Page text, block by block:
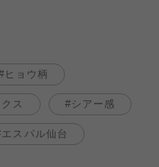
ヒョウ柄
ス シアー感
エスパル仙台